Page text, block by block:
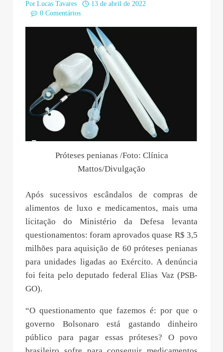
Por Lucas Tavares
13 de abril de 2022
0 Comentários
Próteses penianas /Foto: Clínica
Mattos/Divulgação
Após sucessivos escândalos de compras de
alimentos de luxo e medicamentos, mais uma
licitação do Ministério da Defesa levanta
questionamentos: foram aprovados quase R$ 3,5
milhões para aquisição de 60 próteses penianas
para unidades ligadas ao Exército. A denúncia
foi feita pelo deputado federal Elias Vaz (PSB-
GO).
“O questionamento que fazemos é: por que o
governo Bolsonaro está gastando dinheiro
público para pagar essas próteses? O povo